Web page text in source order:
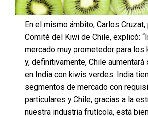
En el mismo ámbito, Carlos
Comité del Kiwi de Chile, explicó:
mercado muy prometedor para los
y, definitivamente, Chile aumentará
en India con kiwis verdes. India
segmentos de mercado con
particulares y Chile, gracias a la
nuestra industria frutícola, está